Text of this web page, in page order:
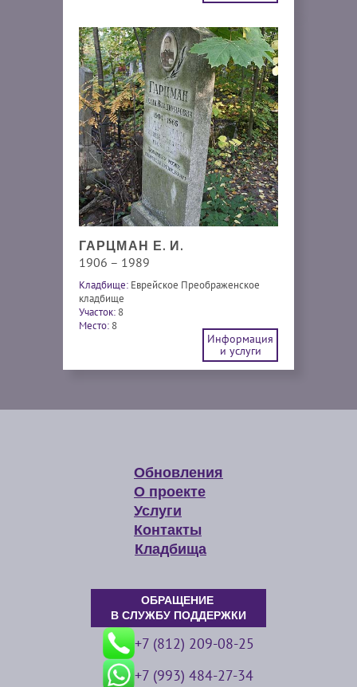
ГАРЦМАН Е. И.
1906 – 1989
Кладбище: Еврейское Преображенское
кладбище
Участок: 8
Место: 8
Информация
и услуги
Обновления
О проекте
Услуги
Контакты
Кладбища
ОБРАЩЕНИЕ
В СЛУЖБУ ПОДДЕРЖКИ
+7 (812) 209-08-25
+7 (993) 484-27-34